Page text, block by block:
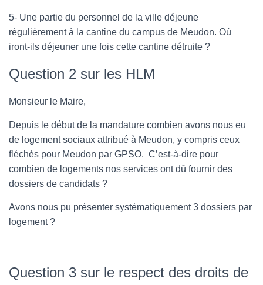
5- Une partie du personnel de la ville déjeune
régulièrement à la cantine du campus de Meudon. Où
iront-ils déjeuner une fois cette cantine détruite ?
Question 2 sur les HLM
Monsieur le Maire,
Depuis le début de la mandature combien avons nous eu
de logement sociaux attribué à Meudon, y compris ceux
fléchés pour Meudon par GPSO. C’est-à-dire pour
combien de logements nos services ont dû fournir des
dossiers de candidats ?
Avons nous pu présenter systématiquement 3 dossiers par
logement ?
Question 3 sur le respect des droits de